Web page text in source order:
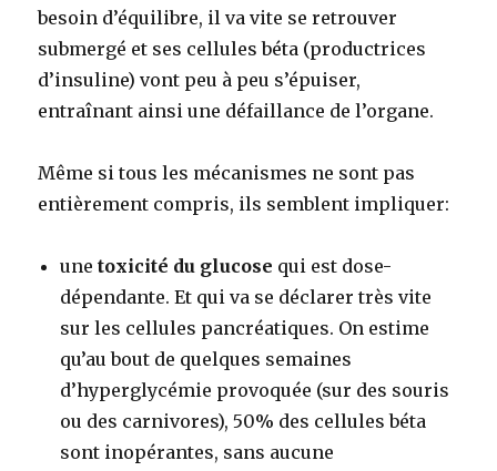
besoin d’équilibre, il va vite se retrouver
submergé et ses cellules béta (productrices
d’insuline) vont peu à peu s’épuiser,
entraînant ainsi une défaillance de l’organe.
Même si tous les mécanismes ne sont pas
entièrement compris, ils semblent impliquer:
une toxicité du glucose qui est dose-
dépendante. Et qui va se déclarer très vite
sur les cellules pancréatiques. On estime
qu’au bout de quelques semaines
d’hyperglycémie provoquée (sur des souris
ou des carnivores), 50% des cellules béta
sont inopérantes, sans aucune